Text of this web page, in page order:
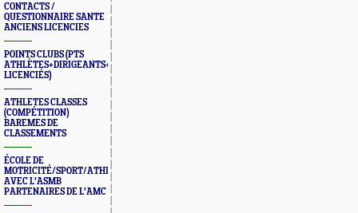
CONTACTS /
QUESTIONNAIRE SANTE
ANCIENS LICENCIES
POINTS CLUBS (PTS
ATHLÈTES+DIRIGEANTS+BONUS
LICENCIÉS)
ATHLETES CLASSES
(COMPÉTITION)
BAREMES DE
CLASSEMENTS
ÉCOLE DE
MOTRICITÉ/SPORT/ATHLÉ
AVEC L'ASMB
PARTENAIRES DE L'AMC